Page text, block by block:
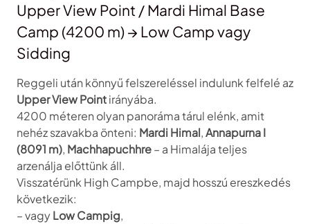
Upper View Point / Mardi Himal Base
Camp (4200 m) → Low Camp vagy
Sidding
Reggeli után könnyű felszereléssel indulunk felfelé az
Upper View Pointirányába.
4200 méteren olyan panoráma tárul elénk, amit
nehéz szavakba önteni: Mardi Himal,Annapurna I
(8091 m), Machhapuchhre– a Himalája teljes
arzenálja előttünk áll.
Visszatérünk High Campbe, majd hosszú ereszkedés
következik:
– vagyLow Campig,